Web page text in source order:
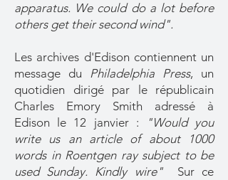
apparatus. We could do a lot before
others get their second wind".
Les archives d'Edison contiennent un
message du Philadelphia Press, un
quotidien dirigé par le républicain
Charles Emory Smith adressé à
Edison le 12 janvier :
"Would you
write us an article of about 1000
words in Roentgen ray subject to be
used Sunday. Kindly wire" Sur ce